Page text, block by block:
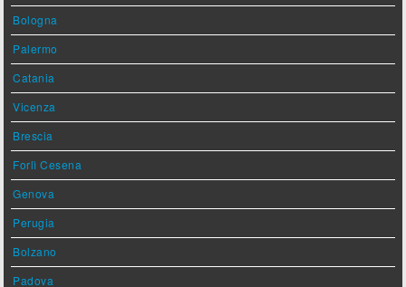
Bologna
Palermo
Catania
Vicenza
Brescia
Forlì Cesena
Genova
Perugia
Bolzano
Padova